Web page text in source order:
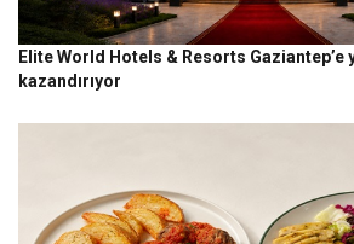
Elite World Hotels & Resorts Gaziantep’e
kazandırıyor